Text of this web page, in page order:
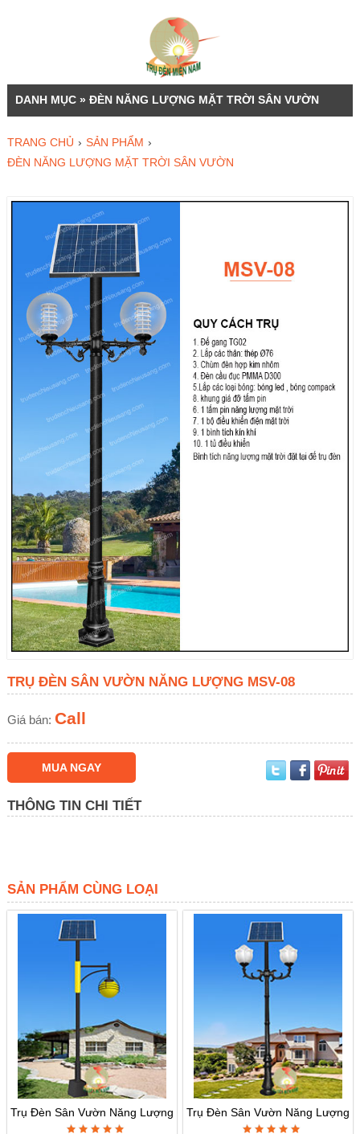
DANH MỤC » ĐÈN NĂNG LƯỢNG MẶT TRỜI SÂN VƯỜN
TRANG CHỦ › SẢN PHẨM ›
ĐÈN NĂNG LƯỢNG MẶT TRỜI SÂN VƯỜN
TRỤ ĐÈN SÂN VƯỜN NĂNG LƯỢNG MSV-08
Giá bán: Call
MUA NGAY
THÔNG TIN CHI TIẾT
SẢN PHẨM CÙNG LOẠI
Trụ Đèn Sân Vườn Năng Lượng
MSV-12
Trụ Đèn Sân Vườn Năng Lượng
MSV-11